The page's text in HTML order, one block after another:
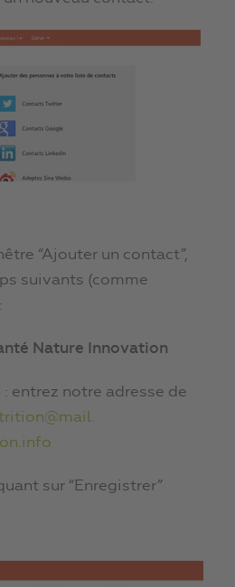
“Ajouter un contact”,
suivants (comme
Nature Innovation
entrez notre adresse de
sur “Enregistrer”